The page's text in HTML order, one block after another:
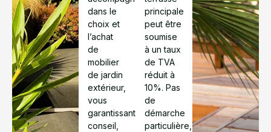
dans le
choix et
l’achat
de
mobilier
de jardin
extérieur,
vous
garantissant
conseil,
principale
peut être
soumise
à un taux
de TVA
réduit à
10%. Pas
de
démarche
particulière,